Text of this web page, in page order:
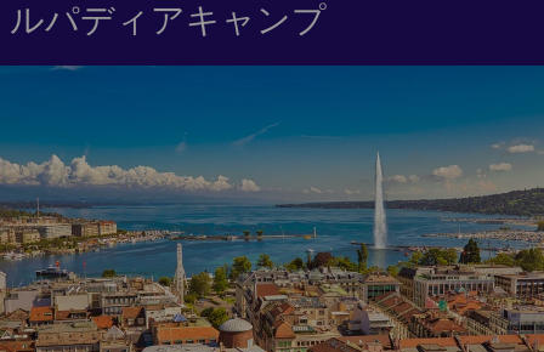
ルパディアキャンプ